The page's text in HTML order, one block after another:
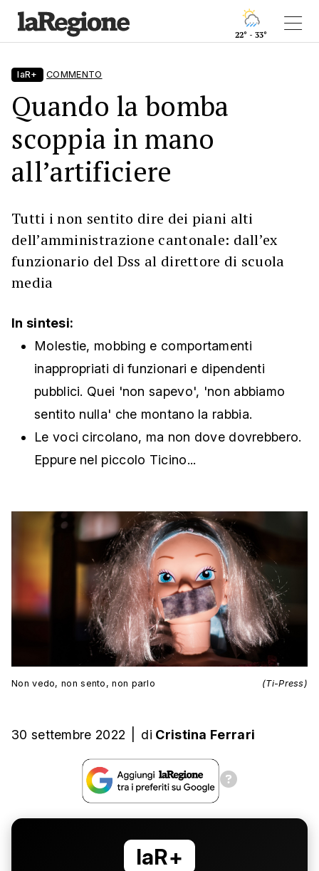
22° - 33°
laR+ COMMENTO
Quando la bomba
scoppia in mano
all’artificiere
Tutti i non sentito dire dei piani alti
dell’amministrazione cantonale: dall’ex
funzionario del Dss al direttore di scuola
media
In sintesi:
Molestie, mobbing e comportamenti
inappropriati di funzionari e dipendenti
pubblici. Quei 'non sapevo', 'non abbiamo
sentito nulla' che montano la rabbia.
Le voci circolano, ma non dove dovrebbero.
Eppure nel piccolo Ticino...
Non vedo, non sento, non parlo (Ti-Press)
30 settembre 2022 di Cristina Ferrari
laR+